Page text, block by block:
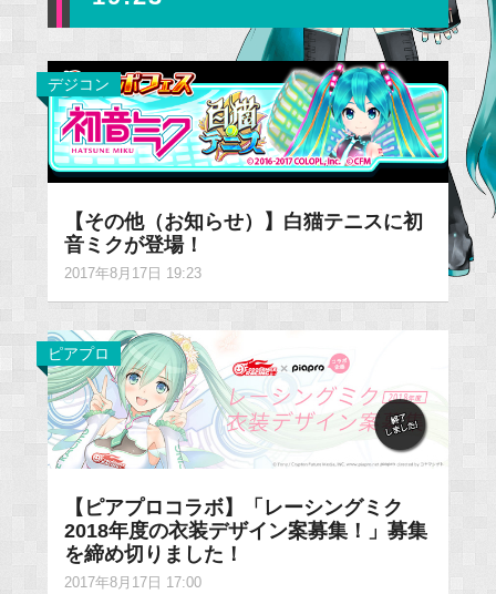
デジコン
【その他（お知らせ）】白猫テニスに初
音ミクが登場！
2017年8月17日 19:23
ピアプロ
【ピアプロコラボ】「レーシングミク
2018年度の衣装デザイン案募集！」募集
を締め切りました！
2017年8月17日 17:00